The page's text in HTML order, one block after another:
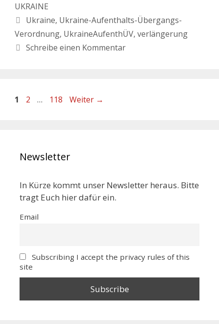
UKRAINE
Ukraine, Ukraine-Aufenthalts-Übergangs-
Verordnung, UkraineAufenthÜV, verlängerung
Schreibe einen Kommentar
1 2 … 118 Weiter →
Newsletter
In Kürze kommt unser Newsletter heraus. Bitte
tragt Euch hier dafür ein.
Email
Subscribing I accept the privacy rules of this
site